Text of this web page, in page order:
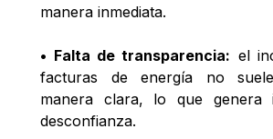
manera inmediata.
• Falta de transparencia: el
facturas de energía no
manera clara, lo que genera
desconfianza.